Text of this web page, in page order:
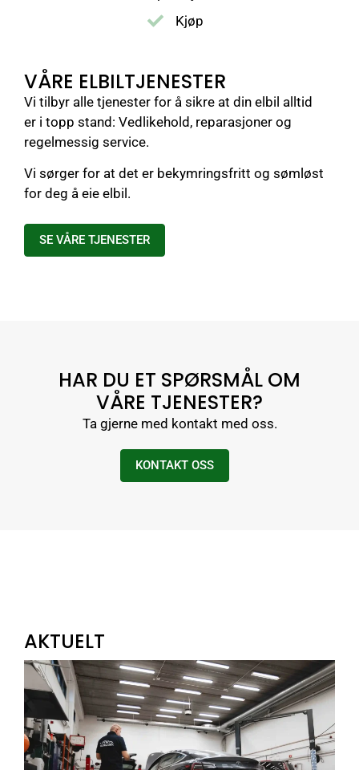
VÅRE ELBILTJENESTER
Vi tilbyr alle tjenester for å sikre at din elbil alltid
er i topp stand: Vedlikehold, reparasjoner og
regelmessig service.
Vi sørger for at det er bekymringsfritt og sømløst
for deg å eie elbil.
SE VÅRE TJENESTER
Kjøp
HAR DU ET SPØRSMÅL OM
VÅRE TJENESTER?
Ta gjerne med kontakt med oss.
KONTAKT OSS
AKTUELT